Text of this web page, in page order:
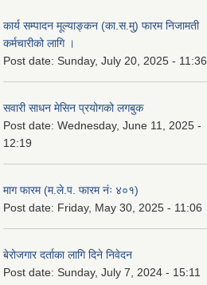
कार्य सम्पादन मूल्याङ्कन (का.स.मु) फारम निजामती
कर्मचारीको लागि ।
Post date: Sunday, July 20, 2025 - 11:36
सवारी साधन मेसिन प्रयोगको लगबुक
Post date: Wednesday, June 11, 2025 -
12:19
माग फारम (म.ले.प. फारम नंः ४०१)
Post date: Friday, May 30, 2025 - 11:06
बेरोजगार दर्ताका लागि दिने निवेदन
Post date: Sunday, July 7, 2024 - 15:11